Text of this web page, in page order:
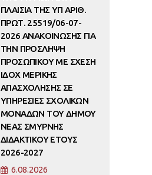
ΠΛΑΙΣΙΑ ΤΗΣ ΥΠ ΑΡΙΘ.
ΠΡΩΤ. 25519/06-07-
2026 ΑΝΑΚΟΙΝΩΣΗΣ ΓΙΑ
ΤΗΝ ΠΡΟΣΛΗΨΗ
ΠΡΟΣΩΠΙΚΟΥ ΜΕ ΣΧΕΣΗ
ΙΔΟΧ ΜΕΡΙΚΗΣ
ΑΠΑΣΧΟΛΗΣΗΣ ΣΕ
ΥΠΗΡΕΣΙΕΣ ΣΧΟΛΙΚΩΝ
ΜΟΝΑΔΩΝ ΤΟΥ ΔΗΜΟΥ
ΝΕΑΣ ΣΜΥΡΝΗΣ
ΔΙΔΑΚΤΙΚΟΥ ΕΤΟΥΣ
2026-2027
6.08.2026